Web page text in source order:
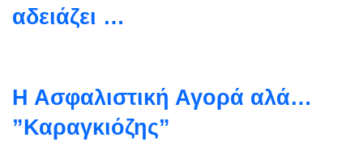
αδειάζει …
Η Ασφαλιστική Αγορά αλά…
”Καραγκιόζης”